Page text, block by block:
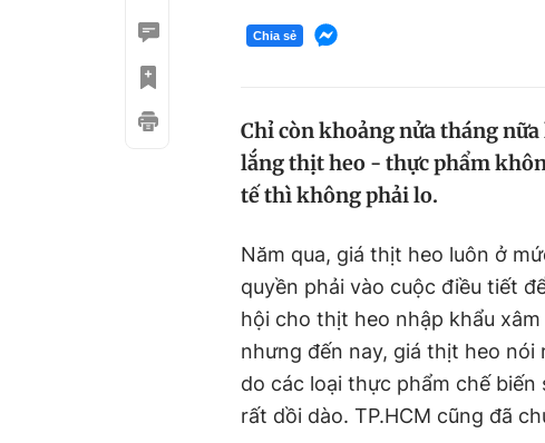
Chia sẻ
Chỉ còn khoảng nửa tháng
lắng thịt heo - thực phẩm
tế thì không phải lo.
Năm qua, giá thịt heo luôn ở
quyền phải vào cuộc điều tiết
hội cho thịt heo nhập khẩu
nhưng đến nay, giá thịt heo
do các loại thực phẩm chế biến
rất dồi dào. TP.HCM cũng đã